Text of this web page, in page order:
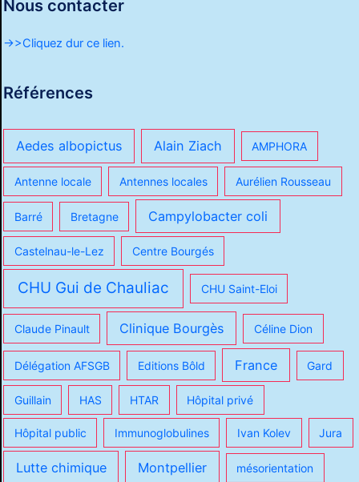
Nous contacter
->>Cliquez dur ce lien.
Références
Aedes albopictus Alain Ziach AMPHORA
Antenne locale Antennes locales Aurélien Rousseau
Barré Bretagne Campylobacter coli
Castelnau-le-Lez Centre Bourgés
CHU Gui de Chauliac CHU Saint-Eloi
Claude Pinault Clinique Bourgès Céline Dion
Délégation AFSGB Editions Bôld France Gard
Guillain HAS HTAR Hôpital privé
Hôpital public Immunoglobulines Ivan Kolev Jura
Lutte chimique Montpellier mésorientation